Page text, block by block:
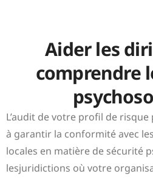
Aider les
comprendre
L’audit de votre profil de
à garantir la conformité avec
locales en matière de sécurité
lesjuridictions où votre